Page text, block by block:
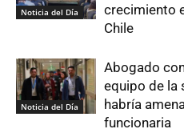
Noticia del Día
crecimiento
Chile
Noticia del Día
Abogado
equipo de la
habría
funcionaria